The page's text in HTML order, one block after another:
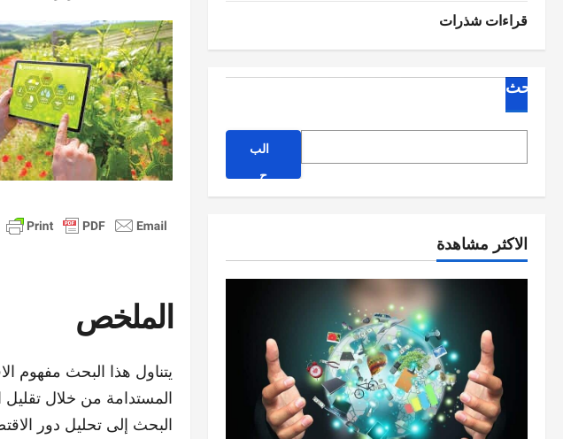
الملخص
يتناول هذا البحث مفهوم
المستدامة من خلال تقليل
البحث إلى تحليل دور
قراءات شذرات
البحث
الب
ح
ث
الاكثر مشاهدة